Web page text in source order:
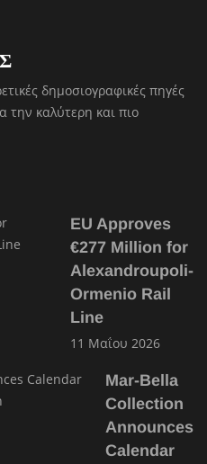
δημοσιογραφικές πηγές
την καλύτερη και πιο
EU Approves
€277 Million for
Alexandroupoli-
Ormenio Rail
Line
11 Μαΐου 2026
Mar-Bella
Collection
Announces
Calendar